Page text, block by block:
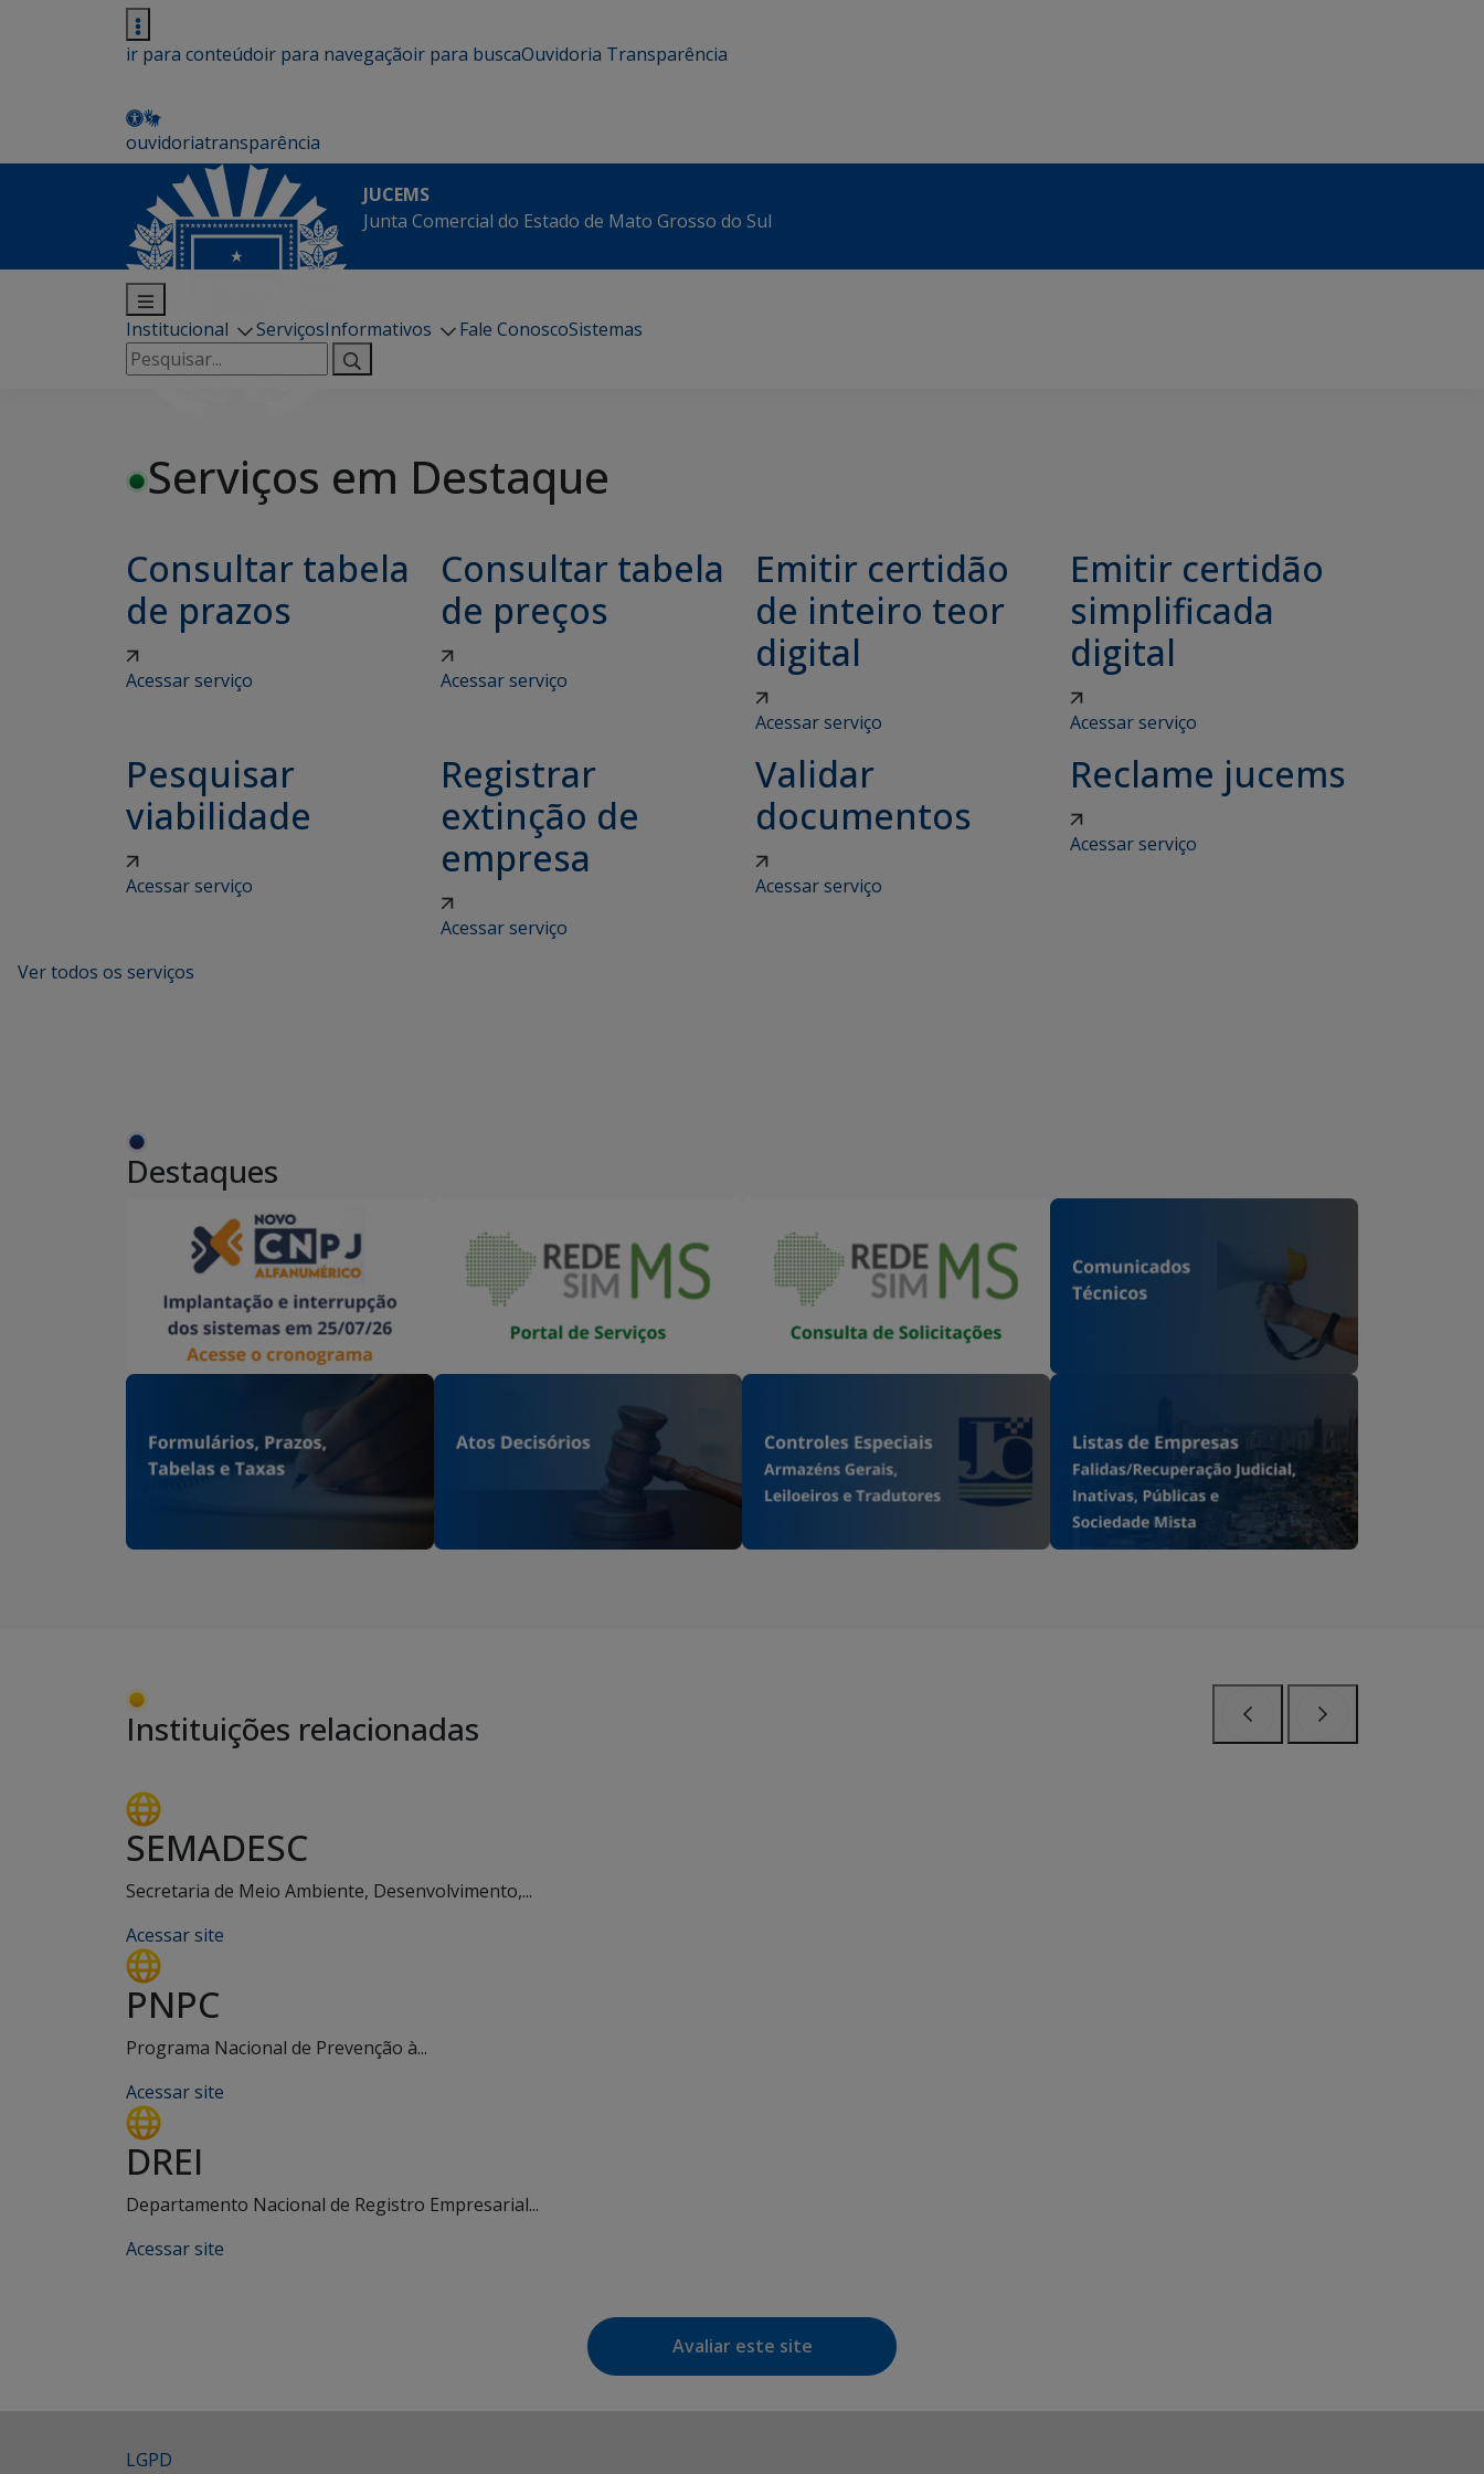
ir para conteúdoir para navegaçãoir para buscaOuvidoria Transparência
ouvidoriatransparência
JUCEMS
Junta Comercial do Estado de Mato Grosso do Sul
Institucional ServiçosInformativos Fale ConoscoSistemas
Pesquisar
por:
Serviços em Destaque
Consultar tabela
de prazos
Acessar serviço
Consultar tabela
de preços
Acessar serviço
Emitir certidão
de inteiro teor
digital
Acessar serviço
Emitir certidão
simplificada
digital
Acessar serviço
Pesquisar
viabilidade
Acessar serviço
Registrar
extinção de
empresa
Acessar serviço
Validar
documentos
Acessar serviço
Reclame jucems
Acessar serviço
Ver todos os serviços
Destaques
Instituições relacionadas
SEMADESC
Secretaria de Meio Ambiente, Desenvolvimento,...
Acessar site
PNPC
Programa Nacional de Prevenção à...
Acessar site
DREI
Departamento Nacional de Registro Empresarial...
Acessar site
Avaliar este site
LGPD